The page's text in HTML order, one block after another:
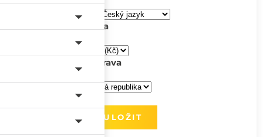
Měna
Doprava